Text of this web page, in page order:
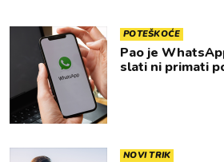
POTEŠKOĆE
Pao je
slati ni primati
NOVI TRIK